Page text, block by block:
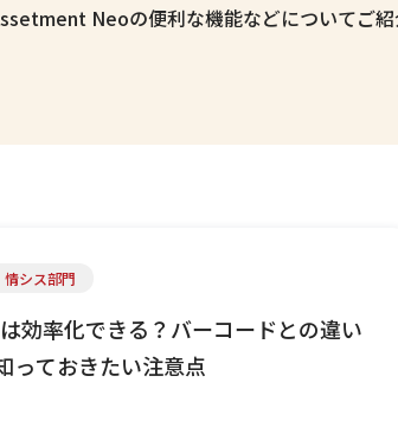
Neoの便利な機能などについてご紹
情シス部門
効率化できる？バーコードとの違い
っておきたい注意点